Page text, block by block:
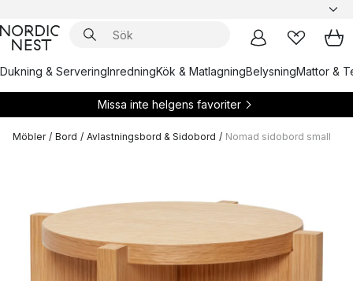
Dukning & ServeringInredningKök & MatlagningBelysningMattor &
Missa inte helgens favoriter
Möbler / Bord / Avlastningsbord & Sidobord / Nomad sidobord small